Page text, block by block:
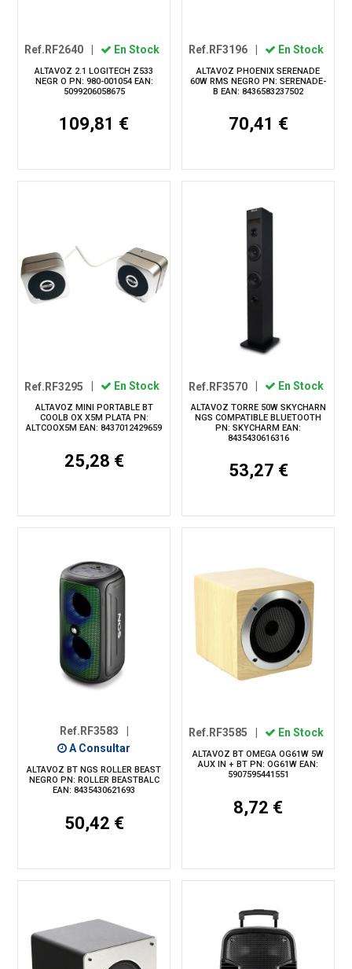
Ref.RF2640 | En Stock
ALTAVOZ 2.1 LOGITECH Z533
NEGR O PN: 980-001054 EAN:
5099206058675
109,81 €
Ref.RF3196 | En Stock
ALTAVOZ PHOENIX SERENADE
60W RMS NEGRO PN: SERENADE-
B EAN: 8436583237502
70,41 €
Ref.RF3295 En Stock
ALTAVOZ MINI PORTABLE BT
COOLB OX X5M PLATA PN:
ALTCOOX5M EAN: 8437012429659
25,28 €
Ref.RF3570 En Stock
ALTAVOZ TORRE 50W SKYCHARN
NGS COMPATIBLE BLUETOOTH
PN: SKYCHARM EAN:
8435430616316
53,27 €
Ref.RF3583
A Consultar
ALTAVOZ BT NGS ROLLER BEAST
NEGRO PN: ROLLER BEASTBALC
EAN: 8435430621693
50,42 €
Ref.RF3585 En Stock
ALTAVOZ BT OMEGA OG61W 5W
AUX IN + BT PN: OG61W EAN:
5907595441551
8,72 €